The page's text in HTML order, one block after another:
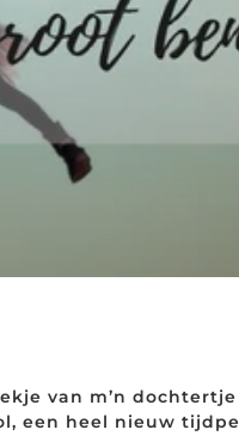
van m’n dochtertje
een heel nieuw